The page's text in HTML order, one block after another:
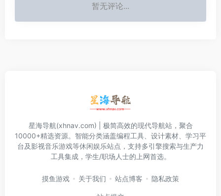
暂无评论...
星海导航(xhnav.com) | 极简高效的现代导航站，聚合
10000+精选资源。智能分类涵盖编程工具、设计素材、学习平
台及影视音乐游戏等休闲娱乐站点，支持多引擎搜索与生产力
工具集成，学生/职场人士的上网首选。
摸鱼游戏 关于我们 站点博客 隐私政策